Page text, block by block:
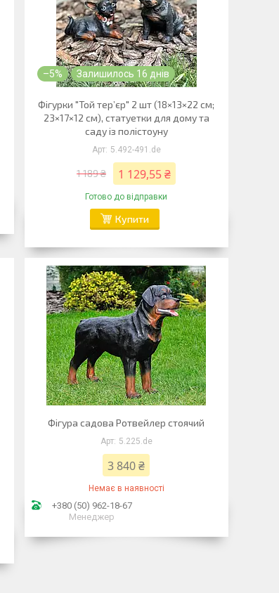
–5% Залишилось 16 днів
Фігурки "Той тер’єр" 2 шт (18×13×22 см;
23×17×12 см), статуетки для дому та
саду із полістоуну
5.492-491.de
1 189 ₴ 1 129,55 ₴
Готово до відправки
Купити
Фігура садова Ротвейлер стоячий
5.225.de
3 840 ₴
Немає в наявності
+380 (50) 962-18-67
Менеджер